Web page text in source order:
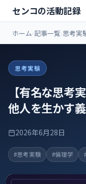
センコの活動記録
ホーム 記事一覧 思考実
思考実験
【有名な思考
他人を生かす
2026年6月28日
#思考実験 #倫理学